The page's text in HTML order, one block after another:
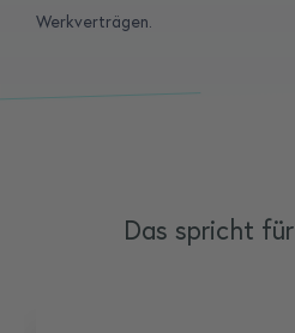
Werkverträgen.
Das spricht für